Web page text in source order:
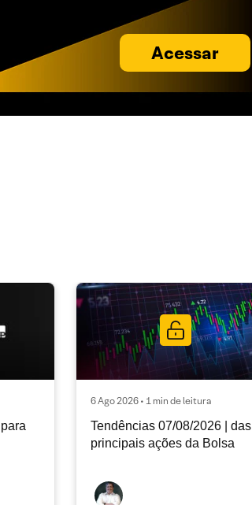
Acessar
6 Ago 2026 • 1 min de leitura
Tendências 07/08/2026 | das
principais ações da Bolsa